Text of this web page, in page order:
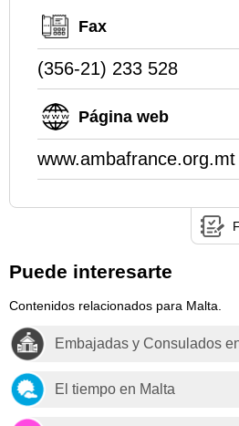
Fax
(356-21) 233 528
Página web
www.ambafrance.org.mt
Puede interesarte
Contenidos relacionados para Malta.
Embajadas y Consulados
El tiempo en Malta